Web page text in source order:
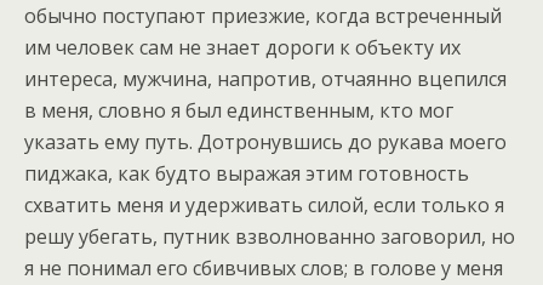
обычно поступают приезжие, когда встреченный
им человек сам не знает дороги к объекту их
интереса, мужчина, напротив, отчаянно вцепился
в меня, словно я был единственным, кто мог
указать ему путь. Дотронувшись до рукава моего
пиджака, как будто выражая этим готовность
схватить меня и удерживать силой, если только я
решу убегать, путник взволнованно заговорил, но
я не понимал его сбивчивых слов; в голове у меня